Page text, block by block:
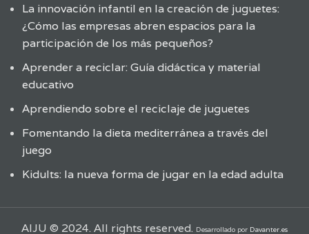
La innovación infantil en la creación de juguetes:
¿Cómo las empresas abren espacios para la
participación de los más pequeños?
Aprender a reciclar: Guía didáctica y material
educativo
Aprendiendo sobre el reciclaje de juguetes
Fomentando la dieta mediterránea a través del
juego
Kidults: la nueva forma de jugar en la edad adulta
AIJU © 2024. All rights reserved. Desarrollado por Davanter.es